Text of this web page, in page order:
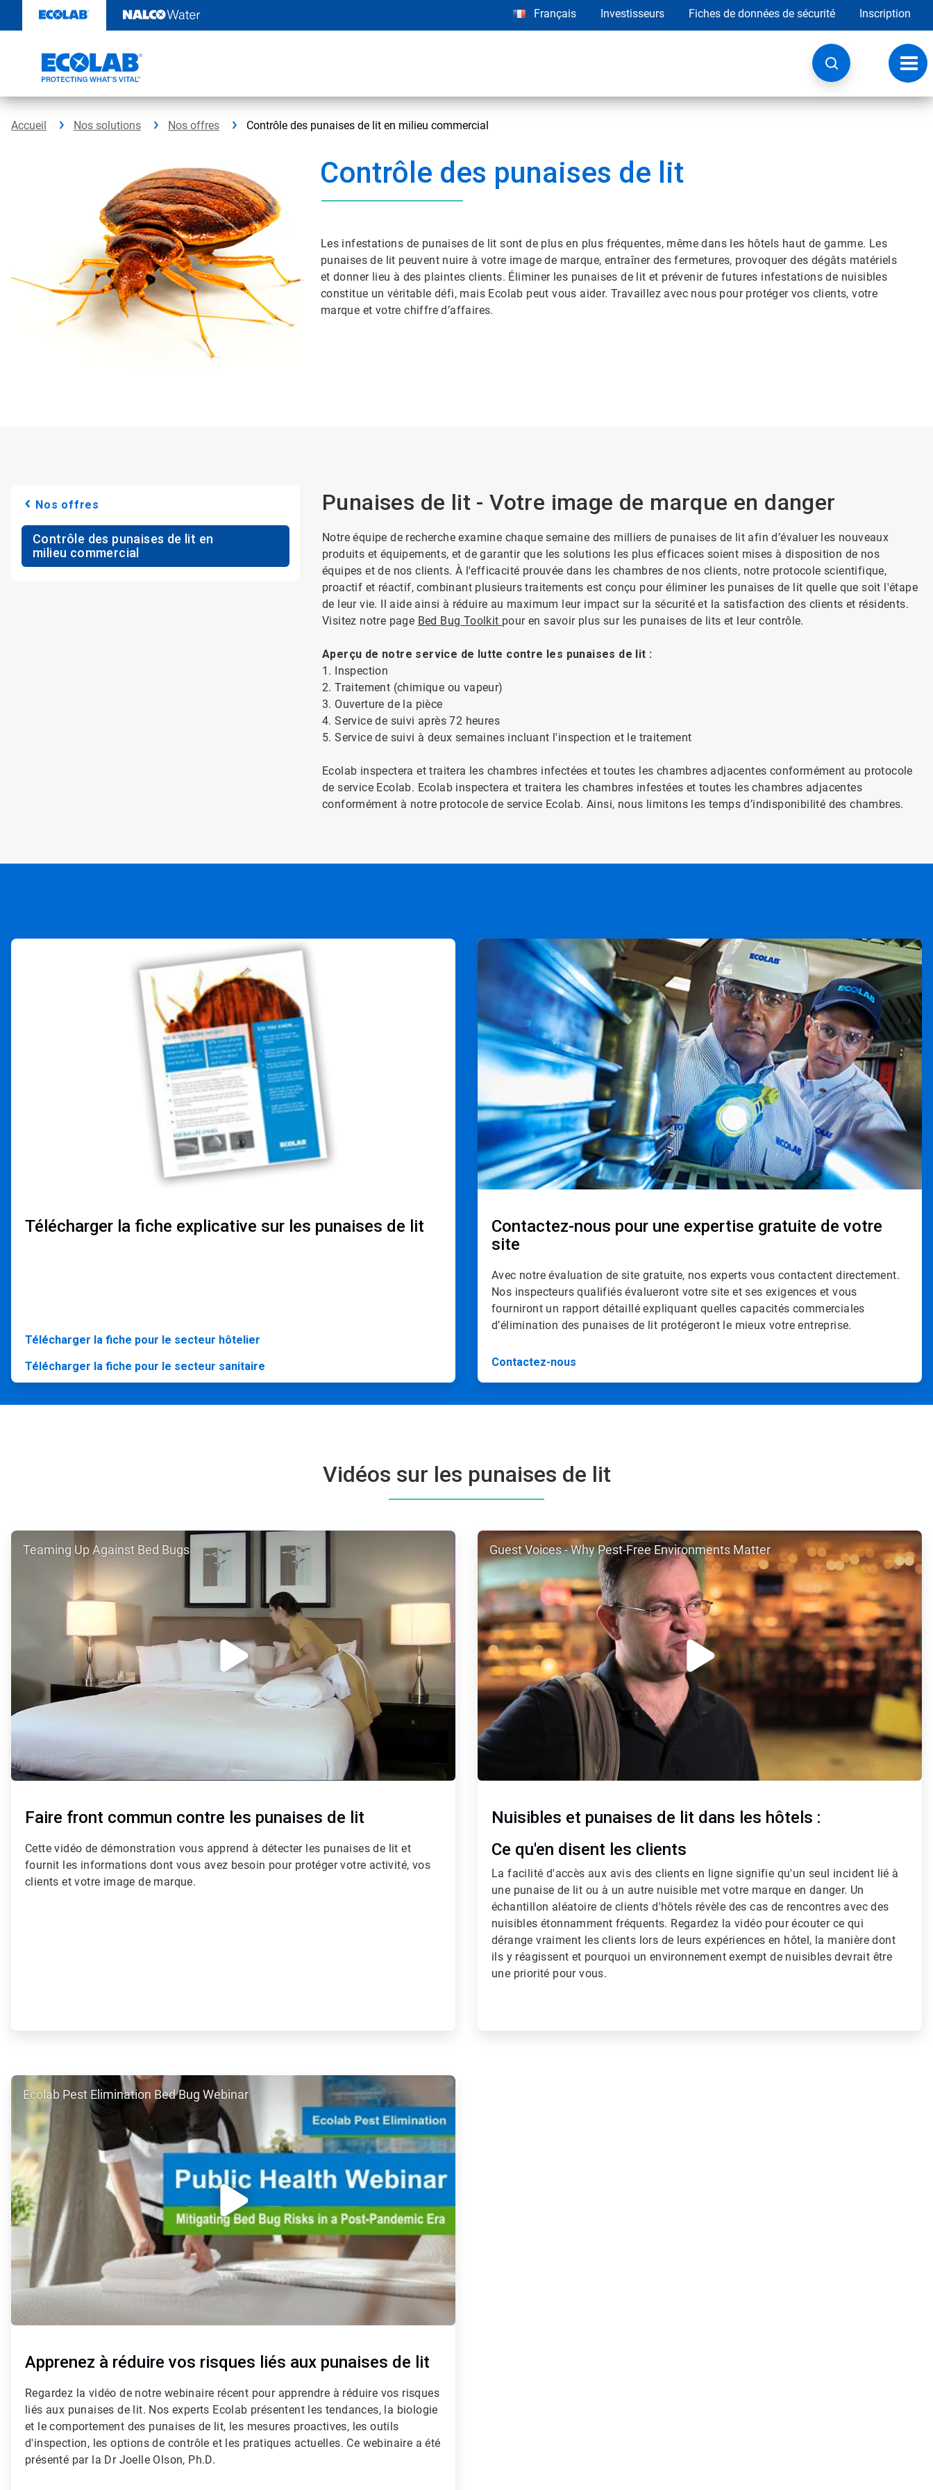
contenu
Français Investisseurs Fiches de données de sécurité Inscription
la
Accueil Nos solutions Nos offres Contrôle des punaises de lit en milieu commercial
Contrôle des punaises de lit
Les infestations de punaises de lit sont de plus en plus fréquentes, même dans les hôtels haut de gamme. Les
punaises de lit peuvent nuire à votre image de marque, entraîner des fermetures, provoquer des dégâts matériels
et donner lieu à des plaintes clients. Éliminer les punaises de lit et prévenir de futures infestations de nuisibles
constitue un véritable défi, mais Ecolab peut vous aider. Travaillez avec nous pour protéger vos clients, votre
marque et votre chiffre d’affaires.
Nos offres
Contrôle des punaises de lit en
milieu commercial
Punaises de lit - Votre image de marque en danger
Notre équipe de recherche examine chaque semaine des milliers de punaises de lit afin d’évaluer les nouveaux
produits et équipements, et de garantir que les solutions les plus efficaces soient mises à disposition de nos
équipes et de nos clients. À l'efficacité prouvée dans les chambres de nos clients, notre protocole scientifique,
proactif et réactif, combinant plusieurs traitements est conçu pour éliminer les punaises de lit quelle que soit l'étape
de leur vie. Il aide ainsi à réduire au maximum leur impact sur la sécurité et la satisfaction des clients et résidents.
Visitez notre page Bed Bug Toolkit pour en savoir plus sur les punaises de lits et leur contrôle.
Aperçu de notre service de lutte contre les punaises de lit :
1. Inspection
2. Traitement (chimique ou vapeur)
3. Ouverture de la pièce
4. Service de suivi après 72 heures
5. Service de suivi à deux semaines incluant l'inspection et le traitement
Ecolab inspectera et traitera les chambres infectées et toutes les chambres adjacentes conformément au protocole
de service Ecolab. Ecolab inspectera et traitera les chambres infestées et toutes les chambres adjacentes
conformément à notre protocole de service Ecolab. Ainsi, nous limitons les temps d’indisponibilité des chambres.
ArticleTile
Télécharger la fiche explicative sur les punaises de lit
Télécharger la fiche pour le secteur hôtelier
Télécharger la fiche pour le secteur sanitaire
ArticleTile
Contactez-nous pour une expertise gratuite de votre
site
Avec notre évaluation de site gratuite, nos experts vous contactent directement.
Nos inspecteurs qualifiés évalueront votre site et ses exigences et vous
fourniront un rapport détaillé expliquant quelles capacités commerciales
d’élimination des punaises de lit protégeront le mieux votre entreprise.
Contactez-nous
Vidéos sur les punaises de lit
ArticleTile
Teaming Up Against Bed Bugs
Faire front commun contre les punaises de lit
Cette vidéo de démonstration vous apprend à détecter les punaises de lit et
fournit les informations dont vous avez besoin pour protéger votre activité, vos
clients et votre image de marque.
ArticleTile
de
Guest Voices - Why Pest-Free Environments Matter
Nuisibles et punaises de lit dans les hôtels :
Ce qu'en disent les clients
La facilité d'accès aux avis des clients en ligne signifie qu'un seul incident lié à
une punaise de lit ou à un autre nuisible met votre marque en danger. Un
échantillon aléatoire de clients d'hôtels révèle des cas de rencontres avec des
nuisibles étonnamment fréquents. Regardez la vidéo pour écouter ce qui
dérange vraiment les clients lors de leurs expériences en hôtel, la manière dont
ils y réagissent et pourquoi un environnement exempt de nuisibles devrait être
une priorité pour vous.
ArticleTile
Ecolab Pest Elimination Bed Bug Webinar
Apprenez à réduire vos risques liés aux punaises de lit
Regardez la vidéo de notre webinaire récent pour apprendre à réduire vos risques
liés aux punaises de lit. Nos experts Ecolab présentent les tendances, la biologie
et le comportement des punaises de lit, les mesures proactives, les outils
d'inspection, les options de contrôle et les pratiques actuelles. Ce webinaire a été
présenté par la Dr Joelle Olson, Ph.D.